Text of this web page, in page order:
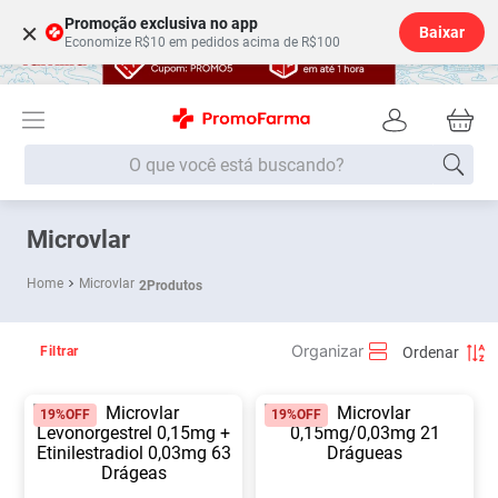
× Promoção exclusiva no app
Economize R$10 em pedidos acima de R$100
Baixar
O que você está buscando?
Microvlar
Microvlar 2Produtos
Filtrar
19%OFF 19%OFF
Termos mais buscados
1 º Fralda
3º
5º Fralda G
6 º Shampoo
Desodorante